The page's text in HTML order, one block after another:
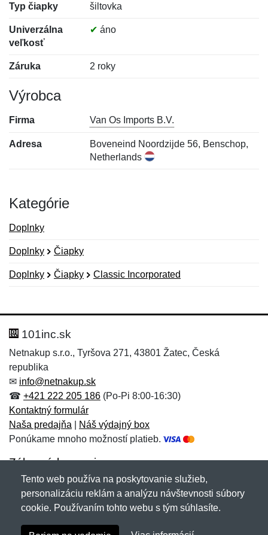
Typ čiapky šiltovka
Univerzálna
veľkosť
✔ áno
Záruka 2 roky
Výrobca
Firma Van Os Imports B.V.
Adresa
Boveneind Noordzijde 56, Benschop,
Netherlands
Kategórie
Doplnky
Doplnky Čiapky
Doplnky Čiapky Classic Incorporated
Hodnotenie:
Meno:*
E-mail:
Správa*
Meno:
E-mail:*
Správa*
101inc.sk
Netnakup s.r.o., Tyršova 271, 43801 Žatec, Česká
republika
✉ info@netnakup.sk
☎ +421 222 205 186 (Po-Pi 8:00-16:30)
Kontaktný formulár
Naša predajňa
Náš výdajný box
Ponúkame mnoho možností platieb.
Zákaznícky servis
Novinky emailom
Copyright © 2007-2026 (19 rokov s vami)Netnakup.sk
Tento web používa na poskytovanie služieb,
personalizáciu reklám a analýzu návštevnosti súbory
cookie. Používaním tohto webu s tým súhlasíte.